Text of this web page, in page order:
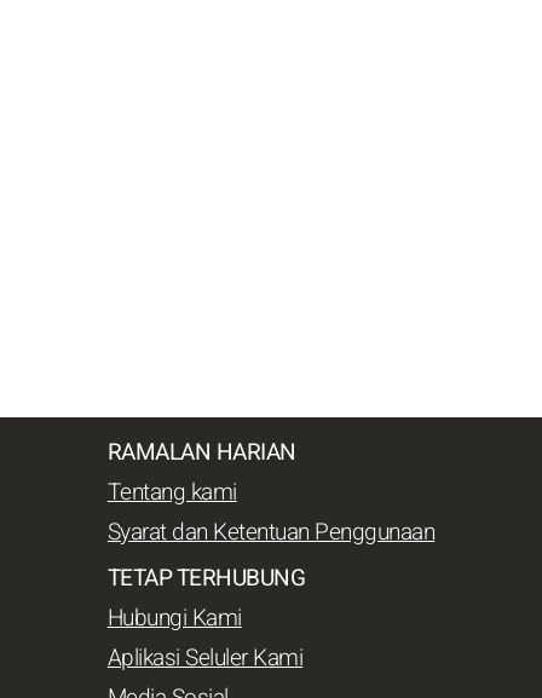
RAMALAN HARIAN
Tentang kami
Syarat dan Ketentuan Penggunaan
TETAP TERHUBUNG
Hubungi Kami
Aplikasi Seluler Kami